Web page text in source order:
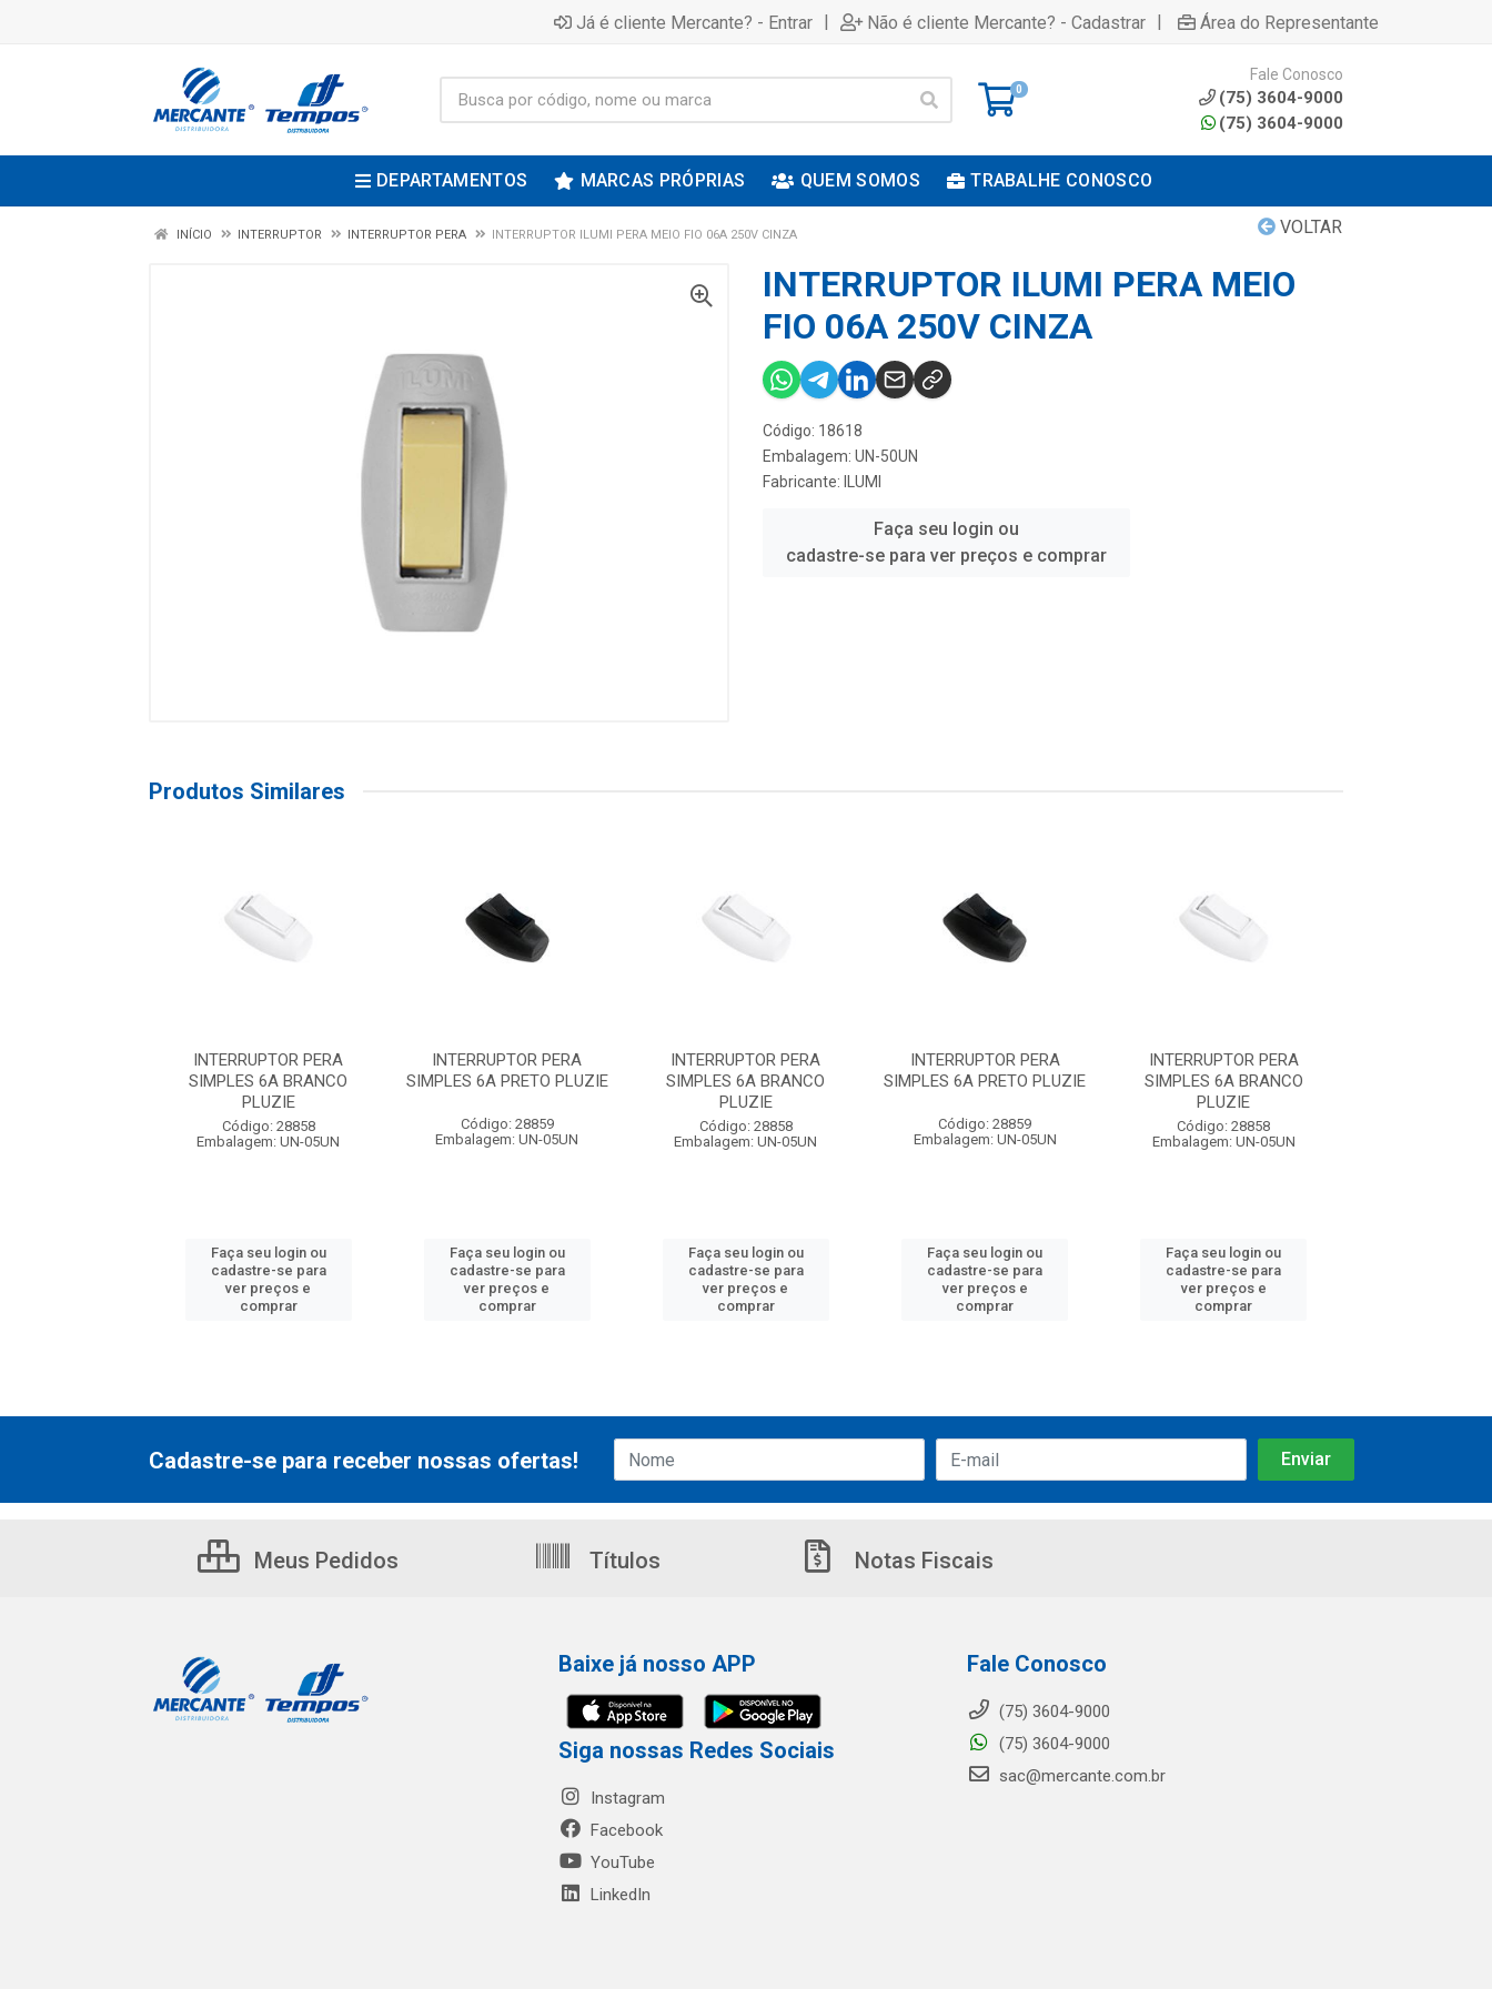
Já é cliente Mercante? - Entrar | Não é cliente Mercante? - Cadastrar | Área do Representante
0
Fale Conosco
(75) 3604-9000
(75) 3604-9000
DEPARTAMENTOS MARCAS PRÓPRIAS QUEM SOMOS TRABALHE CONOSCO
VOLTAR
INÍCIO INTERRUPTOR INTERRUPTOR PERA INTERRUPTOR ILUMI PERA MEIO FIO 06A 250V CINZA
INTERRUPTOR ILUMI PERA MEIO
FIO 06A 250V CINZA
Código: 18618
Embalagem: UN-50UN
Fabricante:
ILUMI
Faça seu login ou
cadastre-se para ver preços e comprar
Produtos Similares
INTERRUPTOR PERA
SIMPLES 6A BRANCO
PLUZIE
Código: 28858
Embalagem: UN-05UN
Faça seu login ou
cadastre-se para
ver preços e
comprar
INTERRUPTOR PERA
SIMPLES 6A PRETO PLUZIE
Código: 28859
Embalagem: UN-05UN
Faça seu login ou
cadastre-se para
ver preços e
comprar
INTERRUPTOR PERA
SIMPLES 6A BRANCO
PLUZIE
Código: 28858
Embalagem: UN-05UN
Faça seu login ou
cadastre-se para
ver preços e
comprar
INTERRUPTOR PERA
SIMPLES 6A PRETO PLUZIE
Código: 28859
Embalagem: UN-05UN
Faça seu login ou
cadastre-se para
ver preços e
comprar
INTERRUPTOR PERA
SIMPLES 6A BRANCO
PLUZIE
Código: 28858
Embalagem: UN-05UN
Faça seu login ou
cadastre-se para
ver preços e
comprar
Cadastre-se para receber nossas ofertas!
Meus Pedidos Títulos Notas Fiscais
Baixe já nosso APP
Siga nossas Redes Sociais
Instagram
Facebook
YouTube
LinkedIn
Fale Conosco
(75) 3604-9000
(75) 3604-9000
sac@mercante.com.br